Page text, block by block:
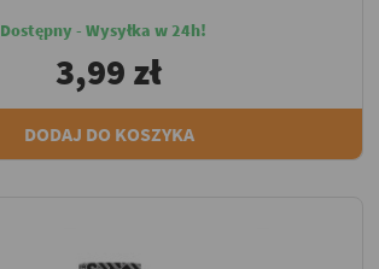
Dostępny - Wysyłka w 24h!
3,99 zł
DODAJ DO KOSZYKA